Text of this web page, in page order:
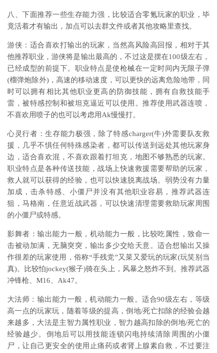
八、下面推荐一些生存能力强，比较适合零氪玩家的职业，毕
竟活着才有输出，加点可以去群文件或者其他攻略里查找。
游侠：适合喜欢打输出的玩家，当然高风险高回报，相对于其
他推荐职业，游侠将是输出最高的，不过这是摆在100级左右，
已经成型的前提下。职业特点是使枪械在一定时间内无限子弹
(榴弹炮除外)，高速的移动速度，可以更快的远离危险地带，同
时可以拥有相比其他职业更高的防御技能，拥有自救技能手
雷，被特感控制和被坦克逼近可以使用。推荐使用武器连喷，
不喜欢用喷子的也可以考虑用Ak慢慢打。
心灵行者：生存能力极强，除了特感charger(牛)外需要队友救
援，几乎不惧任何特殊感染者，都可以传送到远处其他玩家身
边，适合喜欢混，不喜欢跟着打坦克，地图不够熟悉的玩家。
职业特点是各种传送技能，战场上快速救援需要帮助的玩家，
救人就可以获得的经验，也可以快速脱离战场。弱势没有力量
加成，击杀特感、小僵尸并没有其他职业容易，推荐武器连
狙，马格南，任意近战武器，可以快速清理需要救助玩家周围
的小僵尸或特感。
影舞者：输出能力一般，机动能力一般，比较吃属性，致命一
击被动加满，无脑突突，输出多少交给天意。适合想输出又操
作很差的玩家使用，俗称“手残党”又菜又爱玩的玩家(玩笑别当
真)。比较怕jockey(猴子)骑在头上，风暴之怒炸不到。推荐武器
冲锋枪、M16、Ak47。
大法师：输出能力一般，机动能力一般。适合90级左右，等级
高一点的玩家玩，随着等级的提高，倒地/死亡扣除的经验会越
来越多，大法是主智力属性职业，智力越高扣除的倒地/死亡的
经验越少。倒地后可以用技能连锁闪电持续清除周围的小僵
尸，让自己更安全的使用止痛药或者肾上腺素自救，不过要注